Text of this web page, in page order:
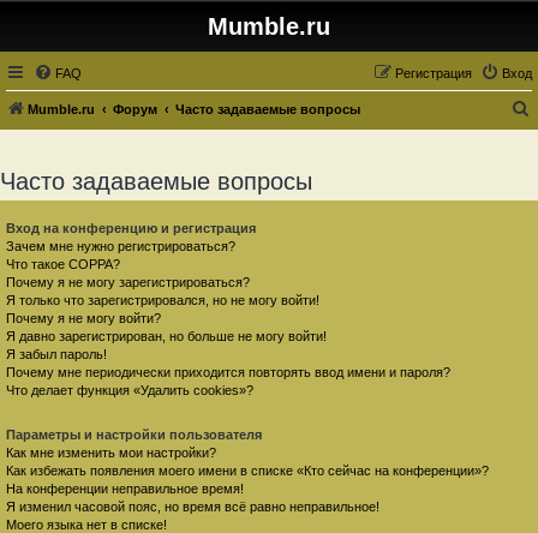
Mumble.ru
FAQ Вход
Регистрация
Mumble.ru Форум Часто задаваемые вопросы
Часто задаваемые вопросы
Вход на конференцию и регистрация
Зачем мне нужно регистрироваться?
Что такое COPPA?
Почему я не могу зарегистрироваться?
Я только что зарегистрировался, но не могу войти!
Почему я не могу войти?
Я давно зарегистрирован, но больше не могу войти!
Я забыл пароль!
Почему мне периодически приходится повторять ввод имени и пароля?
Что делает функция «Удалить cookies»?
Параметры и настройки пользователя
Как мне изменить мои настройки?
Как избежать появления моего имени в списке «Кто сейчас на конференции»?
На конференции неправильное время!
Я изменил часовой пояс, но время всё равно неправильное!
Моего языка нет в списке!